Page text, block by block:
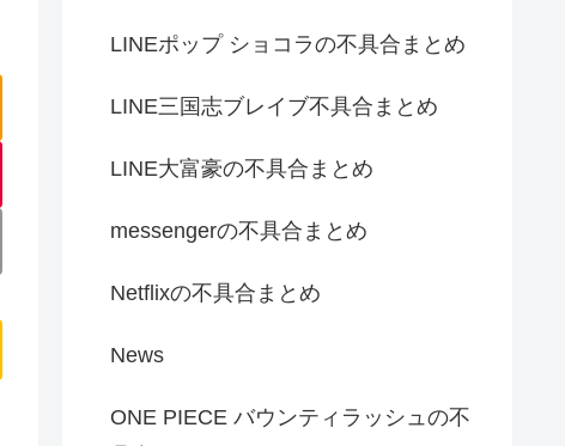
LINEポップ ショコラの不具合まとめ
LINE三国志ブレイブ不具合まとめ
LINE大富豪の不具合まとめ
messengerの不具合まとめ
Netflixの不具合まとめ
News
ONE PIECE バウンティラッシュの不